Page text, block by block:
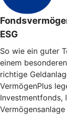
ESG
So wie ein guter
einem
richtige
VermögenPlus
Investmentfonds,